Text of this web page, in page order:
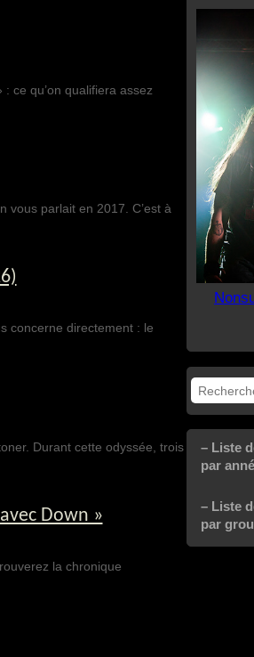
ce qu’on qualifiera assez
vous parlait en 2017. C’est à
concerne directement : le
Durant cette odyssée, trois
Down »
la chronique
– Liste
par
– Liste
par